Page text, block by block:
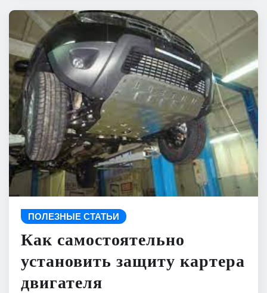
ПОЛЕЗНЫЕ СТАТЬИ
Как самостоятельно
установить защиту картера
двигателя